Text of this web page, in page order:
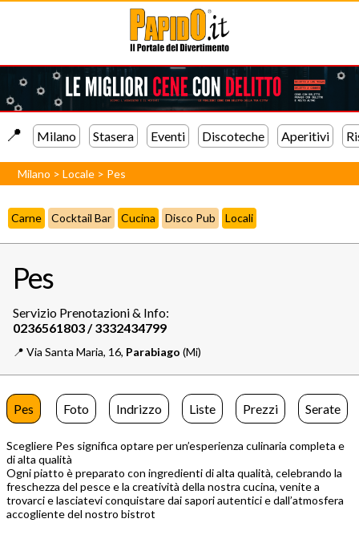
📍️ Milano Stasera Eventi Discoteche Aperitivi
Milano >Locale > Pes
Carne Cocktail Bar Cucina Disco Pub Locali
Pes
Servizio Prenotazioni & Info:
📍️ Via Santa Maria, 16, Parabiago (Mi)
Pes Foto Indrizzo Liste Prezzi Serate
Scegliere Pes significa optare per un’esperienza culinaria completa e
di alta qualità
Ogni piatto è preparato con ingredienti di alta qualità, celebrando la
freschezza del pesce e la creatività della nostra cucina, venite a
trovarci e lasciatevi conquistare dai sapori autentici e dall’atmosfera
accogliente del nostro bistrot